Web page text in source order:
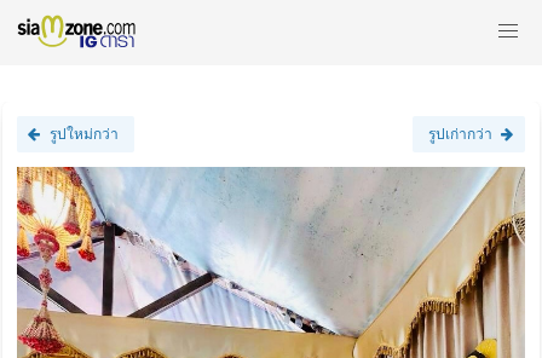
รูปใหม่กว่า รูปเก่ากว่า